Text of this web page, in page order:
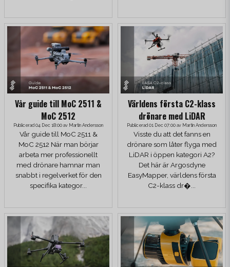
Vår guide till MoC 2511 &
MoC 2512
Publicerad 04 Dec 18:00 av Martin Andersson
Vår guide till MoC 2511 &
MoC 2512 När man börjar
arbeta mer professionellt
med drönare hamnar man
snabbt i regelverket för den
specifika kategor...
Världens första C2-klass
drönare med LiDAR
Publicerad 01 Dec 07:00 av Martin Andersson
Visste du att det fanns en
drönare som låter flyga med
LiDAR i öppen kategori A2?
Det här är Argosdyne
EasyMapper, världens första
C2-klass dr�...